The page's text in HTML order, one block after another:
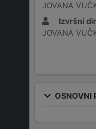
JOVANA
Izvršni
JOVANA
OSNOVNI